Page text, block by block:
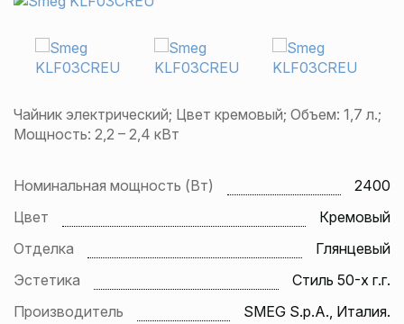
Чайник электрический; Цвет кремовый; Объем: 1,7 л.;
Мощность: 2,2 – 2,4 кВт
Номинальная мощность (Вт)
2400
Цвет
Кремовый
Отделка
Глянцевый
Эстетика
Стиль 50-х г.г.
Производитель
SMEG S.p.A., Италия.